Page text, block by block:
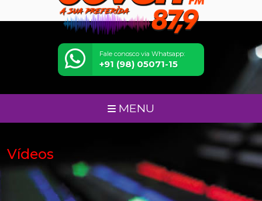
Fale conosco via Whatsapp:
+91 (98) 05071-15
MENU
Vídeos